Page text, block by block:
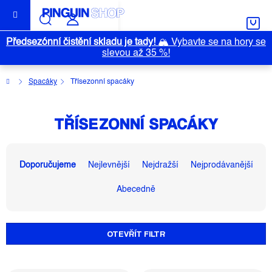
obsah
Předsezónní čistění skladu je tady!🏔️ Vybavte se na hory se
slevou až 35 %!
DomůSpacáky Třísezonní spacáky
TŘÍSEZONNÍ SPACÁKY
Í
P
Doporučujeme Nejlevnější Nejdražší Nejprodávanější
Abecedně
OTEVŘÍT FILTR